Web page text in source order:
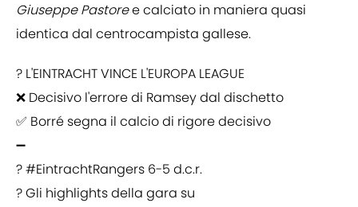
Giuseppe Pastoree calciato in maniera quasi
identica dal centrocampista gallese.
? L'EINTRACHT VINCE L'EUROPA LEAGUE
❌ Decisivo l'errore di Ramsey dal dischetto
✅ Borré segna il calcio di rigore decisivo
➖
?#EintrachtRangers 6-5 d.c.r.
? Gli highlights della gara su